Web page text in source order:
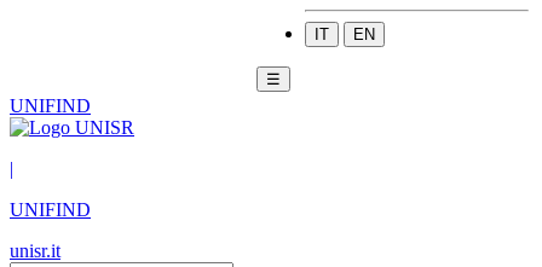
IT EN
☰
UNIFIND
|
UNIFIND
unisr.it